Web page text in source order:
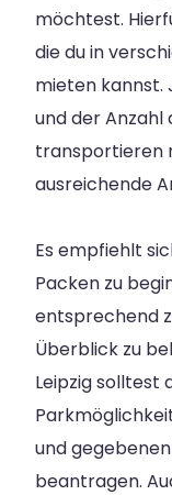
möchtest.
die du in
mieten kannst.
und der Anzahl
transportieren
ausreichende
Es empfiehlt
Packen zu
entsprechend
Überblick zu
Leipzig solltest
und
beantragen.